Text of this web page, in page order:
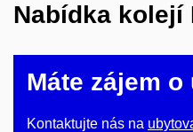
Nabídka kolejí
Máte zájem
Kontaktujte nás na